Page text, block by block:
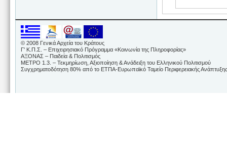
© 2008 Γενικά Αρχεία του Κράτους
Γ' Κ.Π.Σ. – Επιχειρησιακό Πρόγραμμα «Κοινωνία της Πληροφορίας»
ΑΞΟΝΑΣ – Παιδεία & Πολιτισμός
ΜΕΤΡΟ 1.3. – Τεκμηρίωση, Αξιοποίηση & Ανάδειξη του Ελληνικού Πολιτισμού
Συγχρηματοδότηση 80% από το ΕΤΠΑ-Ευρωπαϊκό Ταμείο Περιφερειακής